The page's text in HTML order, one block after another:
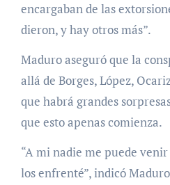
encargaban de las
dieron, y hay otros más”.
Maduro aseguró que la
allá de Borges, López,
que habrá grandes
que esto apenas comienza.
“A mi nadie me puede
los enfrenté”, indicó